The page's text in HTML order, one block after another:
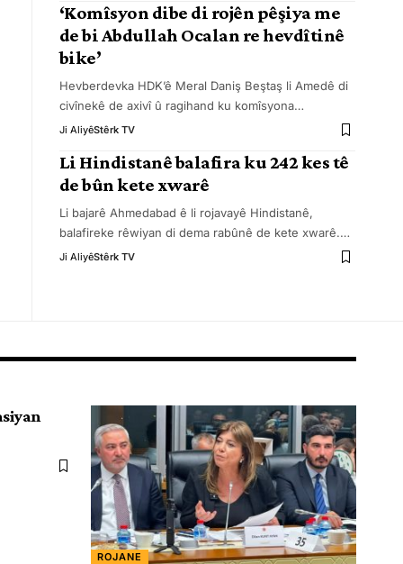
‘Komîsyon dibe di rojên pêşiya me
de bi Abdullah Ocalan re hevdîtinê
bike’
Hevberdevka HDK’ê Meral Daniş Beştaş li Amedê di
civînekê de axivî û ragihand ku komîsyona…
Ji AliyêStêrk TV
Li Hindistanê balafira ku 242 kes tê
de bûn kete xwarê
Li bajarê Ahmedabad ê li rojavayê Hindistanê,
balafireke rêwiyan di dema rabûnê de kete xwarê.…
Ji AliyêStêrk TV
ROJANE